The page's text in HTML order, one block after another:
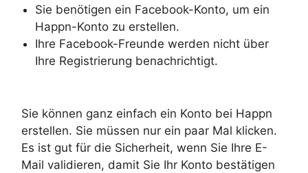
Sie benötigen ein Facebook-Konto, um ein
Happn-Konto zu erstellen.
Ihre Facebook-Freunde werden nicht über
Ihre Registrierung benachrichtigt.
Sie können ganz einfach ein Konto bei Happn
erstellen. Sie müssen nur ein paar Mal klicken.
Es ist gut für die Sicherheit, wenn Sie Ihre E-
Mail validieren, damit Sie Ihr Konto bestätigen